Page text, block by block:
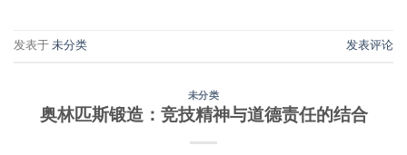
发表于 未分类 发表评论
未分类
奥林匹斯锻造：竞技精神与道德责任的结合